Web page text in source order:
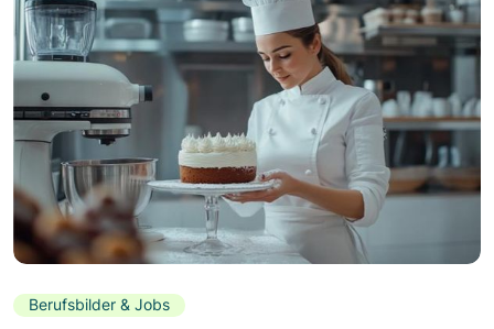
Berufsbilder & Jobs